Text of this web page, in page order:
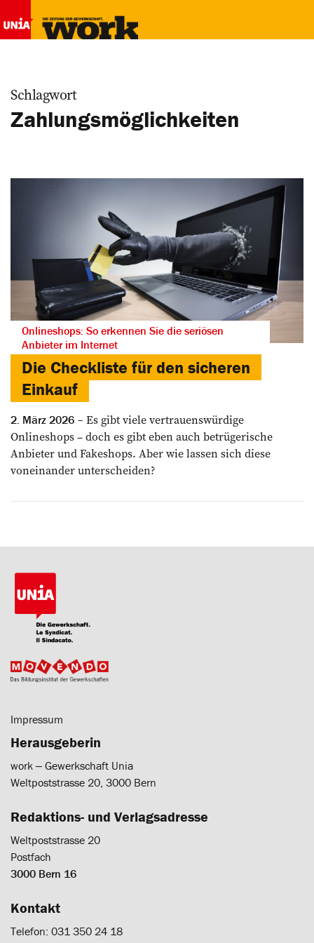
Schlagwort
Zahlungsmöglichkeiten
Onlineshops: So erkennen Sie die seriösen
Anbieter im Internet
Die Checkliste für den sicheren
Einkauf
2. März 2026
Es gibt viele vertrauenswürdige
Onlineshops – doch es gibt eben auch betrügerische
Anbieter und Fakeshops. Aber wie lassen sich diese
voneinander unterscheiden?
Impressum
Herausgeberin
work ‒ Gewerkschaft Unia
Weltpoststrasse 20, 3000 Bern
Redaktions- und Verlagsadresse
Weltpoststrasse 20
Postfach
3000 Bern 16
Kontakt
Telefon: 031 350 24 18